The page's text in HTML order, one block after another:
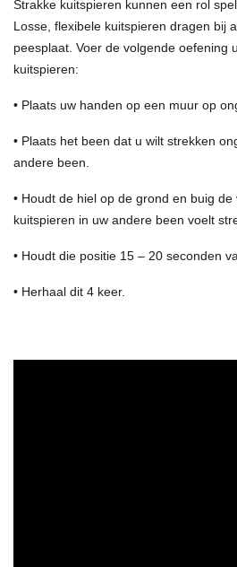
Strakke kuitspieren kunnen een rol
Losse, flexibele kuitspieren dragen bij
peesplaat. Voer de volgende oefening
kuitspieren:
• Plaats uw handen op een muur op
• Plaats het been dat u wilt strekken
andere been.
• Houdt de hiel op de grond en buig
kuitspieren in uw andere been voelt
• Houdt die positie 15 – 20 seconden
• Herhaal dit 4 keer.